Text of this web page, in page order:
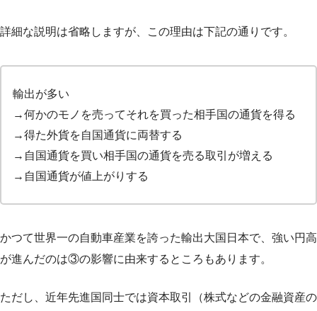
詳細な説明は省略しますが、この理由は下記の通りです。
輸出が多い
→何かのモノを売ってそれを買った相手国の通貨を得る
→得た外貨を自国通貨に両替する
→自国通貨を買い相手国の通貨を売る取引が増える
→自国通貨が値上がりする
かつて世界一の自動車産業を誇った輸出大国日本で、強い円高
が進んだのは③の影響に由来するところもあります。
ただし、近年先進国同士では資本取引（株式などの金融資産の